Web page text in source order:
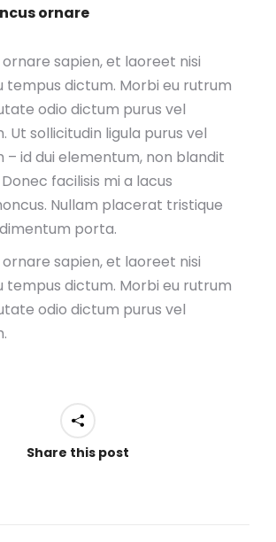
ornare
ornare sapien, et laoreet nisi
tempus dictum. Morbi eu rutrum
odio dictum purus vel
Ut sollicitudin ligula purus vel
id dui elementum, non blandit
facilisis mi a lacus
Nullam placerat tristique
porta.
ornare sapien, et laoreet nisi
tempus dictum. Morbi eu rutrum
odio dictum purus vel
Share this post